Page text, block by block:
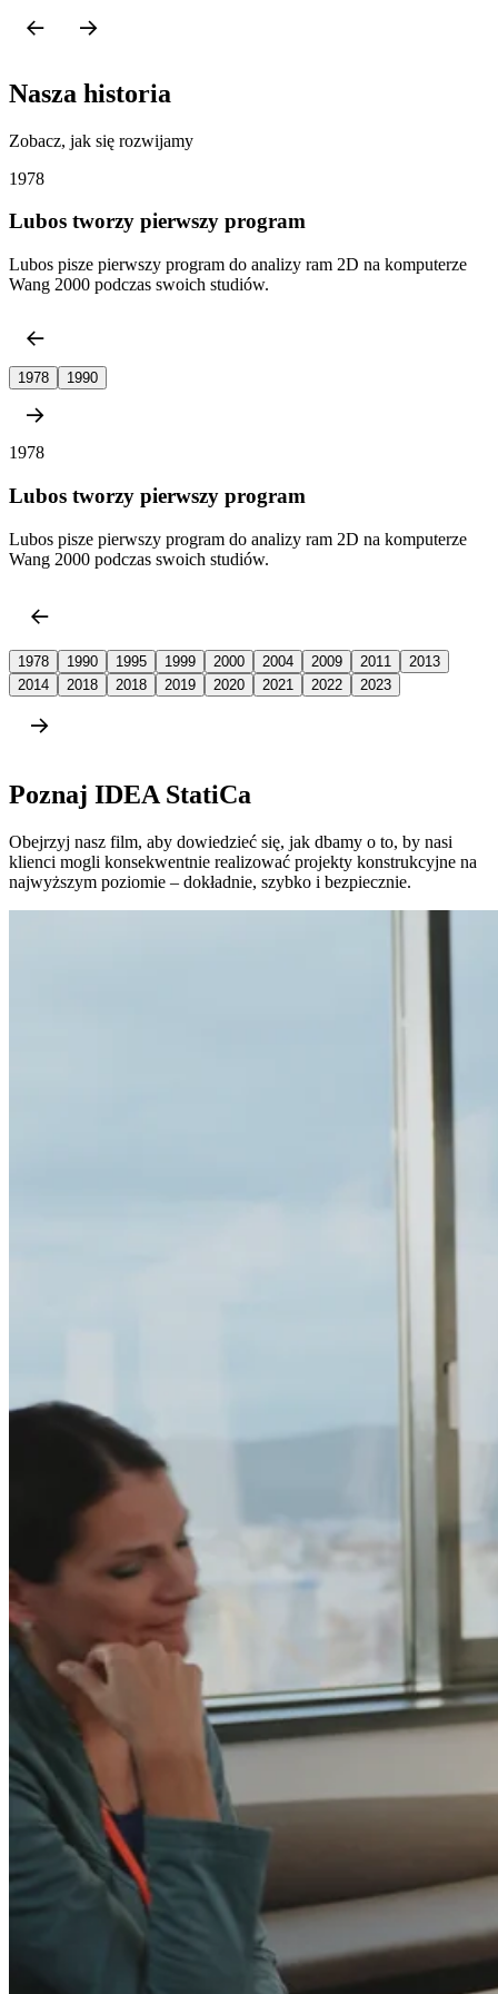
Nasza historia
Zobacz, jak się rozwijamy
1978
Lubos tworzy pierwszy program
Lubos pisze pierwszy program do analizy ram 2D na komputerze
Wang 2000 podczas swoich studiów.
1978 1990
1978
Lubos tworzy pierwszy program
Lubos pisze pierwszy program do analizy ram 2D na komputerze
Wang 2000 podczas swoich studiów.
1978 1990 1995 1999 2000 2004 2009 2011
2013
2014
2018 2018 2019 2020 2021 2022 2023
Poznaj IDEA StatiCa
Obejrzyj nasz film, aby dowiedzieć się, jak dbamy o to, by nasi
klienci mogli konsekwentnie realizować projekty konstrukcyjne na
najwyższym poziomie – dokładnie, szybko i bezpiecznie.